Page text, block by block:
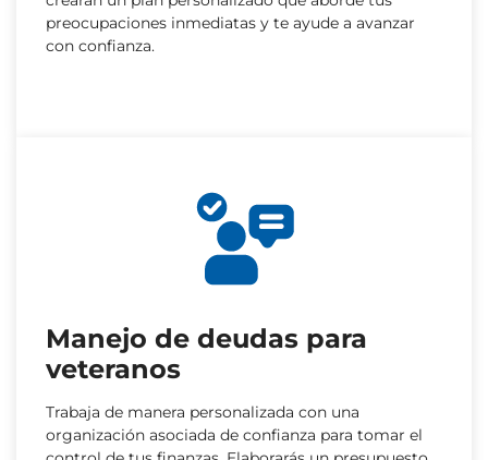
preocupaciones inmediatas y te ayude a avanzar
con confianza.
Manejo de deudas para
veteranos
Trabaja de manera personalizada con una
organización asociada de confianza para tomar el